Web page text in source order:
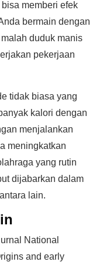
memberi efek
bermain dengan
duduk manis
pekerjaan
tidak biasa yang
kalori dengan
menjalankan
meningkatkan
yang rutin
dijabarkan dalam
lain.
National
and early